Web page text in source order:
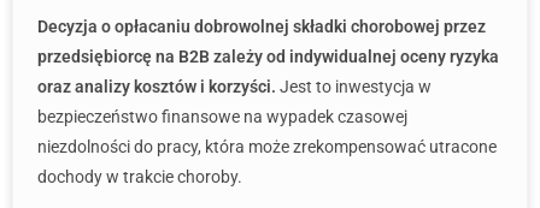
Decyzja o opłacaniu dobrowolnej składki chorobowej przez
przedsiębiorcę na B2B zależy od indywidualnej oceny ryzyka
oraz analizy kosztów i korzyści. Jest to inwestycja w
bezpieczeństwo finansowe na wypadek czasowej
niezdolności do pracy, która może zrekompensować utracone
dochody w trakcie choroby.